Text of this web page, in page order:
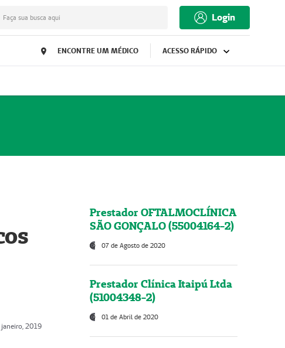
Faça sua busca aqui Login
ENCONTRE UM MÉDICO ACESSO RÁPIDO
2019
Prestador OFTALMOCLÍNICA
SÃO GONÇALO (55004164-2)
07 de Agosto de 2020
Prestador Clínica Itaipú Ltda
(51004348-2)
01 de Abril de 2020